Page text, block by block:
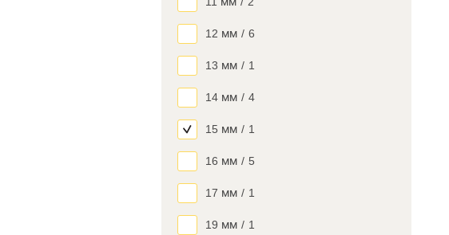
12 мм / 6
13 мм / 1
14 мм / 4
15 мм / 1
16 мм / 5
17 мм / 1
19 мм / 1